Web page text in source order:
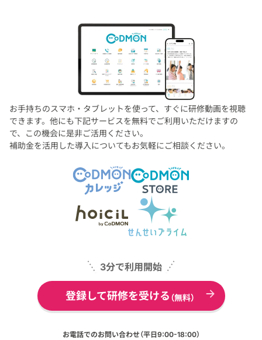
お手持ちのスマホ・タブレットを使って、すぐに研修動画を視聴
できます。他にも下記サービスを無料でご利用いただけますの
で、この機会に是非ご活用ください。
補助金を活用した導入についてもお気軽にご相談ください。
3分で利用開始
登録して研修を受ける （無料）
お電話でのお問い合わせ（平日9:00-18:00）